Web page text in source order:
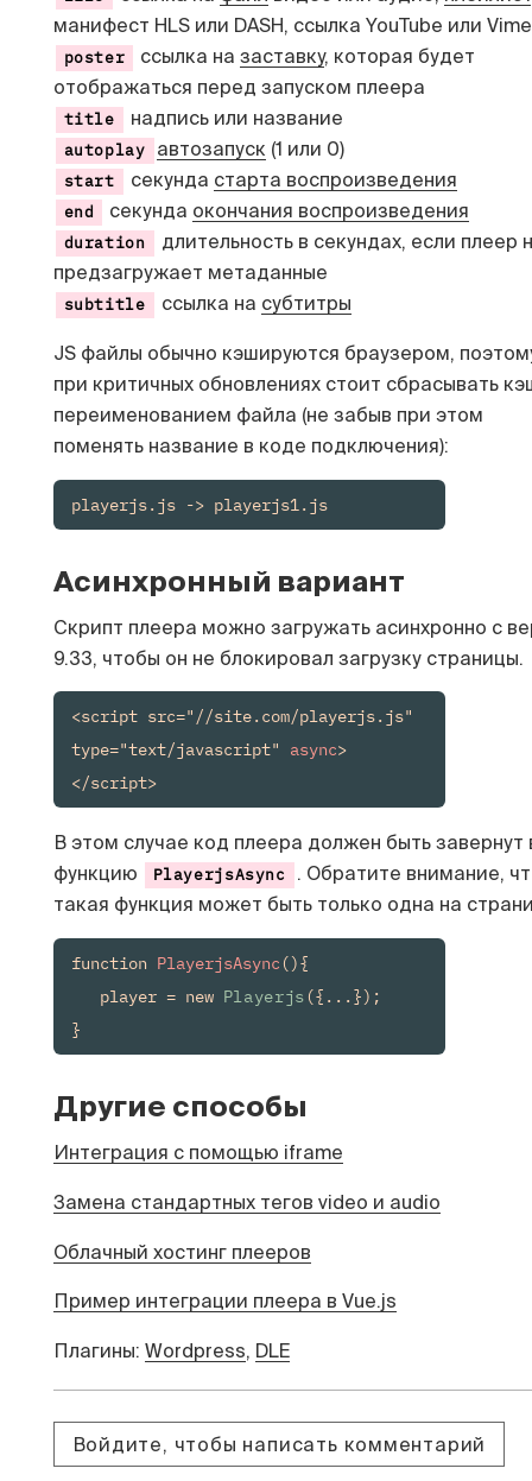
манифест HLS или DASH, ссылка YouTube или
poster ссылка назаставку, которая будет
отображаться перед запуском плеера
title надпись или название
autoplay автозапуск (1 или 0)
start секунда старта воспроизведения
end секунда окончания воспроизведения
duration
длительность в секундах, если плеер
предзагружает метаданные
subtitle ссылка на субтитры
JS файлы обычно кэшируются браузером,
при критичных обновлениях стоит сбрасывать
переименованием файла (не забыв при этом
поменять название в коде подключения):
playerjs.js -> playerjs1.js
Асинхронный вариант
Скрипт плеера можно загружать асинхронно с
9.33, чтобы он не блокировал загрузку страницы.
<script src="//site.com/playerjs.js"
type="text/javascript" async>
</script>
В этом случае код плеера должен быть завернут
функцию
PlayerjsAsync
. Обратите внимание,
такая функция может быть только одна на
function PlayerjsAsync (){
player = new Playerjs ({...});
}
Другие способы
Интеграция c помощью iframe
Замена стандартных тегов video и audio
Облачный хостинг плееров
Пример интеграции плеера в Vue.js
Плагины: Wordpress, DLE
Войдите, чтобы написать комментарий